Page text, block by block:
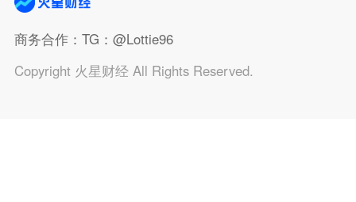
商务合作：TG：@Lottie96
Copyright 火星财经 All Rights Reserved.